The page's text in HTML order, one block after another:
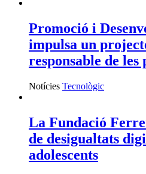
Promoció i
impulsa un
responsable de les
Notícies Tecnològic
La Fundació
de desigualtats
adolescents